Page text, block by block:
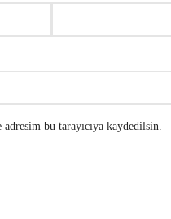
bu tarayıcıya kaydedilsin.